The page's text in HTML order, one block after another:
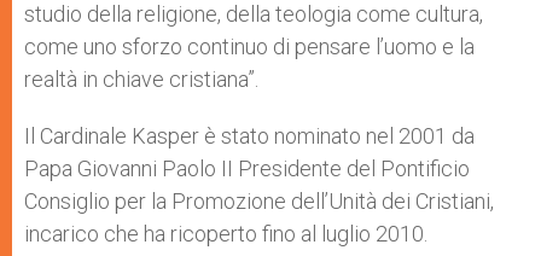
studio della religione, della teologia come cultura,
come uno sforzo continuo di pensare l’uomo e la
realtà in chiave cristiana”.
Il Cardinale Kasper è stato nominato nel 2001 da
Papa Giovanni Paolo II Presidente del Pontificio
Consiglio per la Promozione dell’Unità dei Cristiani,
incarico che ha ricoperto fino al luglio 2010.